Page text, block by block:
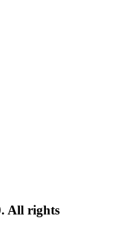
All rights